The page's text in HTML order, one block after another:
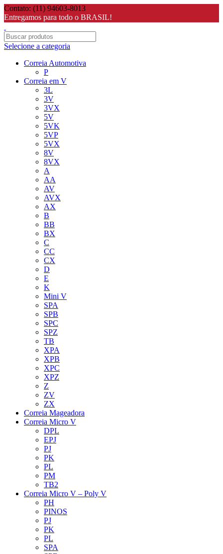
Contato: (11) 94603-8013
Entregamos para todo o BRASIL!
Selecione a categoria
Correia Automotiva
P
Correia em V
3L
3V
3VX
5V
5VK
5VP
5VX
8V
8VX
A
AA
AV
AVX
AX
B
BB
BX
C
CC
CX
D
E
K
Mini V
SPA
SPB
SPC
SPZ
TB
XPA
XPB
XPC
XPZ
Z
ZV
ZX
Correia Mageadora
Correia Micro V
DPL
EPJ
PJ
PK
PL
PM
TB2
Correia Micro V – Poly V
PH
PINOS
PJ
PK
PL
SPA